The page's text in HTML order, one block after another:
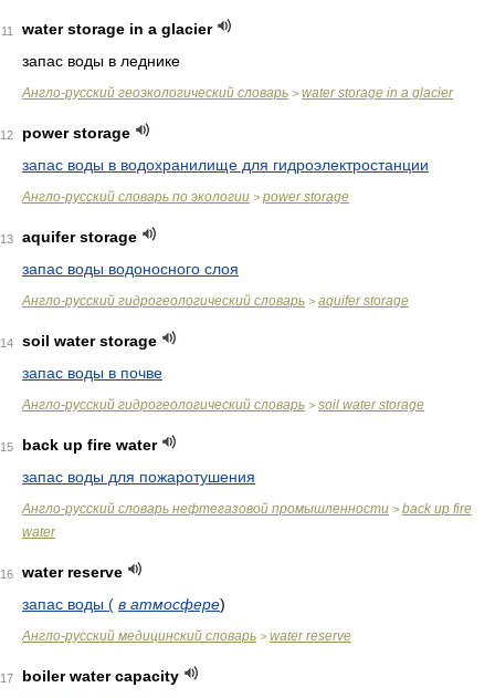
11
water storage in a glacier
запас воды в леднике
Англо-русский геоэкологический словарь > water storage in a glacier
12
power storage
запас воды в водохранилище для гидроэлектростанции
Англо-русский словарь по экологии > power storage
13
aquifer storage
запас воды водоносного слоя
Англо-русский гидрогеологический словарь > aquifer storage
14
soil water storage
запас воды в почве
Англо-русский гидрогеологический словарь > soil water storage
15
back up fire water
запас воды для пожаротушения
Англо-русский словарь нефтегазовой промышленности > back up fire
water
16
water reserve
запас воды ( в атмосфере)
Англо-русский медицинский словарь > water reserve
17
boiler water capacity